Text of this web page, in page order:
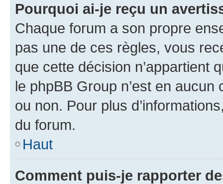
Pourquoi ai-je reçu un
Chaque forum a son propre
pas une de ces règles, vous
que cette décision n’appartient
le phpBB Group n’est en
ou non. Pour plus
du forum.
Haut
Comment puis-je rapporter